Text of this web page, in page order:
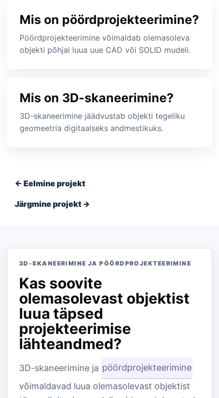
Mis on pöördprojekteerimine?
Pöördprojekteerimine võimaldab olemasoleva
objekti põhjal luua uue CAD või SOLID mudeli.
Mis on 3D-skaneerimine?
3D-skaneerimine jäädvustab objekti tegeliku
geomeetria digitaalseks andmestikuks.
← Eelmine projekt
Järgmine projekt →
3D-SKANEERIMINE JA PÖÖRDPROJEKTEERIMINE
Kas soovite
olemasolevast objektist
luua täpsed
projekteerimise
lähteandmed?
3D-skaneerimine ja pöördprojekteerimine
võimaldavad luua olemasolevast objektist